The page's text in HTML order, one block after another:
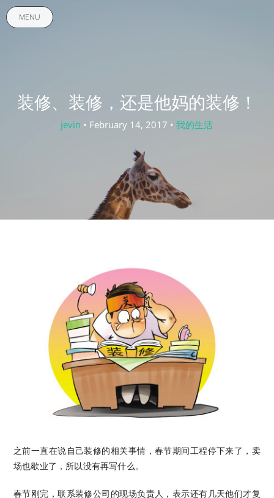
MENU
装修、装修，还是他妈的装修！
jevin • February 14, 2017 • 我的生活
之前一直在说自己装修的相关事情，春节期间工程停下来了，卖
场也歇业了，所以没有再写什么。
春节刚完，联系装修公司的现场负责人，表示还有几天他们才复